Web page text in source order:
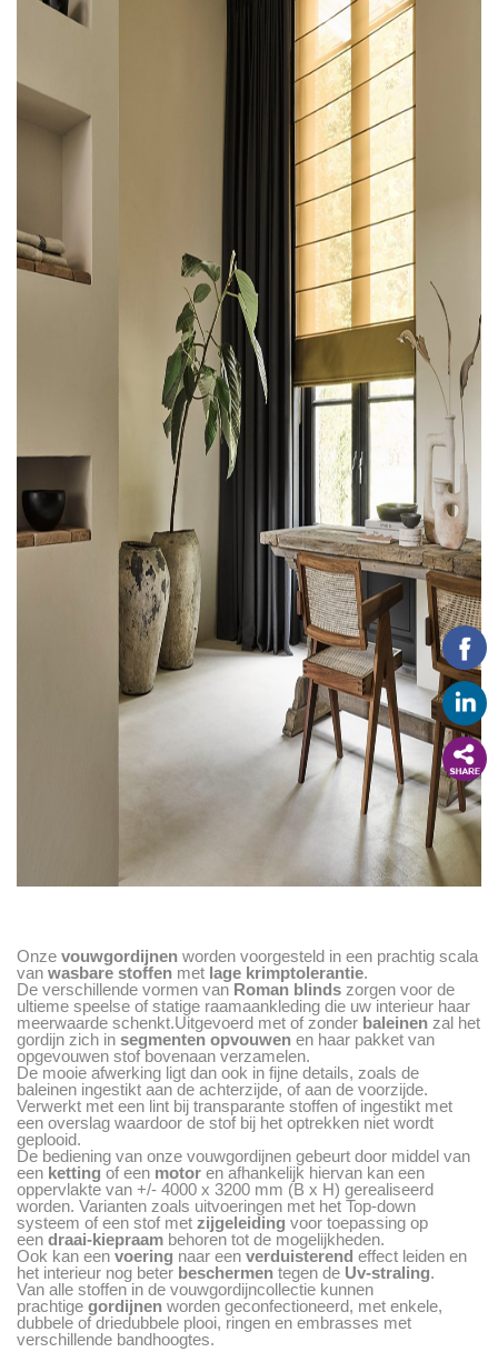
Onze vouwgordijnen worden voorgesteld in een prachtig scala
van wasbare stoffen met lage krimptolerantie.
De verschillende vormen van Roman blinds zorgen voor de
ultieme speelse of statige raamaankleding die uw interieur haar
meerwaarde schenkt.Uitgevoerd met of zonder baleinen zal het
gordijn zich in segmenten opvouwen en haar pakket van
opgevouwen stof bovenaan verzamelen.
De mooie afwerking ligt dan ook in fijne details, zoals de
baleinen ingestikt aan de achterzijde, of aan de voorzijde.
Verwerkt met een lint bij transparante stoffen of ingestikt met
een overslag waardoor de stof bij het optrekken niet wordt
geplooid.
De bediening van onze vouwgordijnen gebeurt door middel van
een ketting of een motor en afhankelijk hiervan kan een
oppervlakte van +/- 4000 x 3200 mm (B x H) gerealiseerd
worden. Varianten zoals uitvoeringen met het Top-down
systeem of een stof met zijgeleiding voor toepassing op
een draai-kiepraam behoren tot de mogelijkheden.
Ook kan een voering naar een verduisterend effect leiden en
het interieur nog beter beschermen tegen de Uv-straling.
Van alle stoffen in de vouwgordijncollectie kunnen
prachtige gordijnen worden geconfectioneerd, met enkele,
dubbele of driedubbele plooi, ringen en embrasses met
verschillende bandhoogtes.